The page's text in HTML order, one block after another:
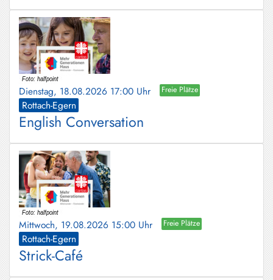
Dienstag, 18.08.2026 17:00 Uhr Freie Plätze
Rottach-Egern
English Conversation
Mittwoch, 19.08.2026 15:00 Uhr Freie Plätze
Rottach-Egern
Strick-Café